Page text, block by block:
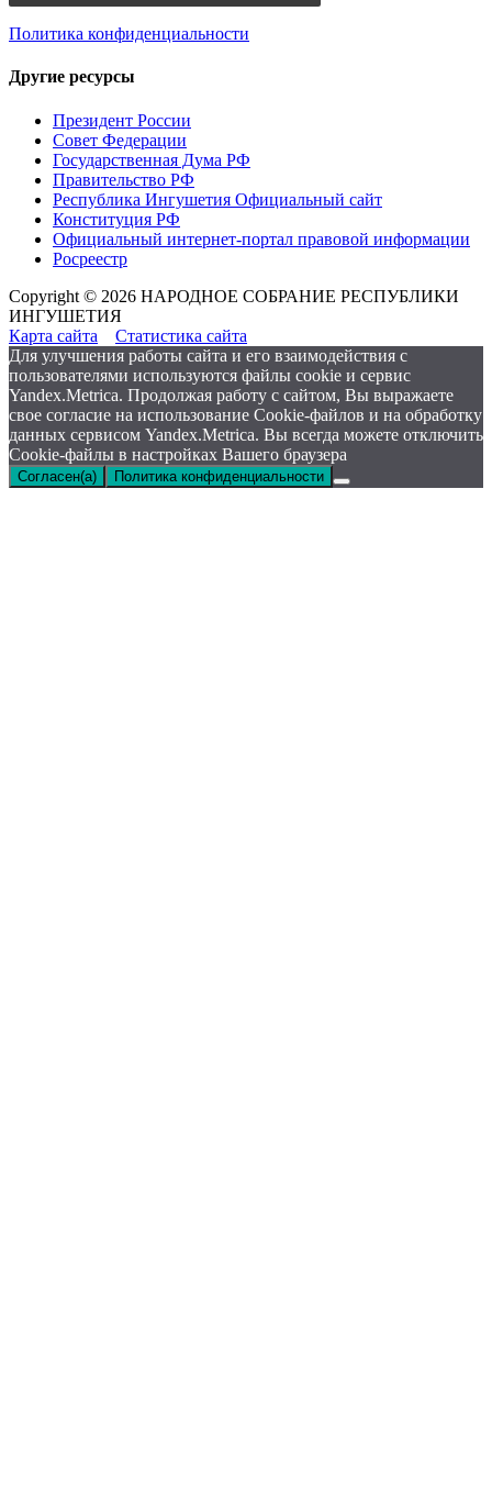
Политика конфиденциальности
Другие ресурсы
Президент России
Совет Федерации
Государственная Дума РФ
Правительство РФ
Республика Ингушетия Официальный сайт
Конституция РФ
Официальный интернет-портал правовой информации
Росреестр
Copyright © 2026 НАРОДНОЕ СОБРАНИЕ РЕСПУБЛИКИ
ИНГУШЕТИЯ
Карта сайта
Статистика сайта
Для улучшения работы сайта и его взаимодействия с
пользователями используются файлы cookie и сервис
Yandex.Metrica. Продолжая работу с сайтом, Вы выражаете
свое согласие на использование Cookie-файлов и на обработку
данных сервисом Yandex.Metrica. Вы всегда можете отключить
Cookie-файлы в настройках Вашего браузера
Согласен(а) Политика конфиденциальности